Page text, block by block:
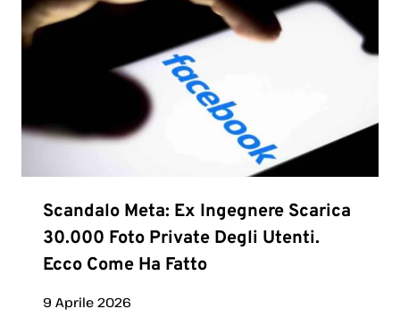
Scandalo Meta: Ex Ingegnere Scarica
30.000 Foto Private Degli Utenti.
Ecco Come Ha Fatto
9 Aprile 2026